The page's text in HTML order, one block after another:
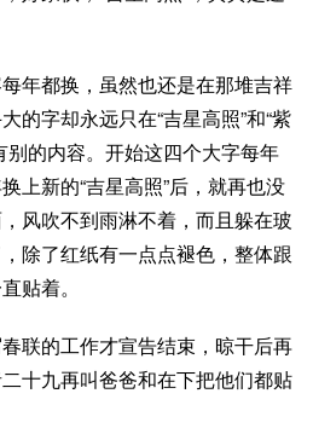
年都换，虽然也还是在那堆吉祥
的字却永远只在“吉星高照”和“紫
别的内容。开始这四个大字每年
上新的“吉星高照”后，就再也没
风吹不到雨淋不着，而且躲在玻
除了红纸有一点点褪色，整体跟
贴着。
联的工作才宣告结束，晾干后再
十九再叫爸爸和在下把他们都贴